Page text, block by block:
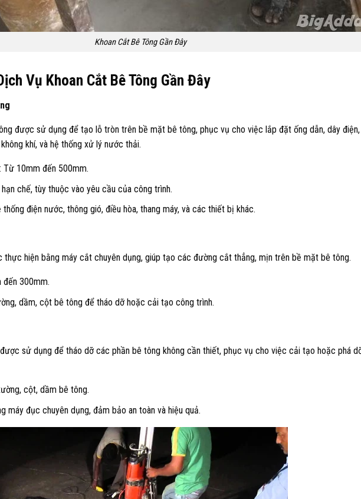
Khoan Cắt Bê Tông Gần Đây
Vụ Khoan Cắt Bê Tông Gần Đây
được sử dụng để tạo lỗ tròn trên bề mặt bê tông, phục vụ cho việc lắp đặt ống dẫn, dây
khí, và hệ thống xử lý nước thải.​
Từ 10mm đến 500mm.​
hạn chế, tùy thuộc vào yêu cầu của công trình.​
điện nước, thông gió, điều hòa, thang máy, và các thiết bị khác.​
hiện bằng máy cắt chuyên dụng, giúp tạo các đường cắt thẳng, mịn trên bề mặt bê tông.​
300mm.​
dầm, cột bê tông để tháo dỡ hoặc cải tạo công trình.​
sử dụng để tháo dỡ các phần bê tông không cần thiết, phục vụ cho việc cải tạo hoặc phá
cột, dầm bê tông.​
máy đục chuyên dụng, đảm bảo an toàn và hiệu quả.​